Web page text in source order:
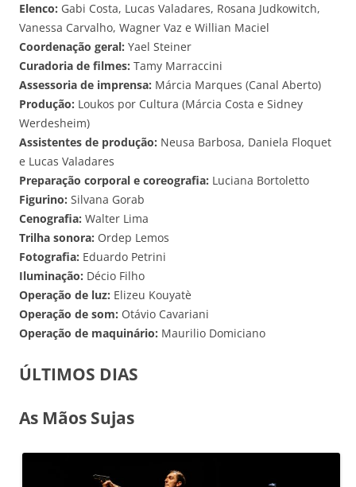
Elenco: Gabi Costa, Lucas Valadares, Rosana Judkowitch,
Vanessa Carvalho, Wagner Vaz e Willian Maciel
Coordenação geral: Yael Steiner
Curadoria de filmes: Tamy Marraccini
Assessoria de imprensa: Márcia Marques (Canal Aberto)
Produção: Loukos por Cultura (Márcia Costa e Sidney
Werdesheim)
Assistentes de produção: Neusa Barbosa, Daniela Floquet
e Lucas Valadares
Preparação corporal e coreografia: Luciana Bortoletto
Figurino: Silvana Gorab
Cenografia: Walter Lima
Trilha sonora: Ordep Lemos
Fotografia: Eduardo Petrini
Iluminação: Décio Filho
Operação de luz: Elizeu Kouyatè
Operação de som: Otávio Cavariani
Operação de maquinário: Maurilio Domiciano
ÚLTIMOS DIAS
As Mãos Sujas